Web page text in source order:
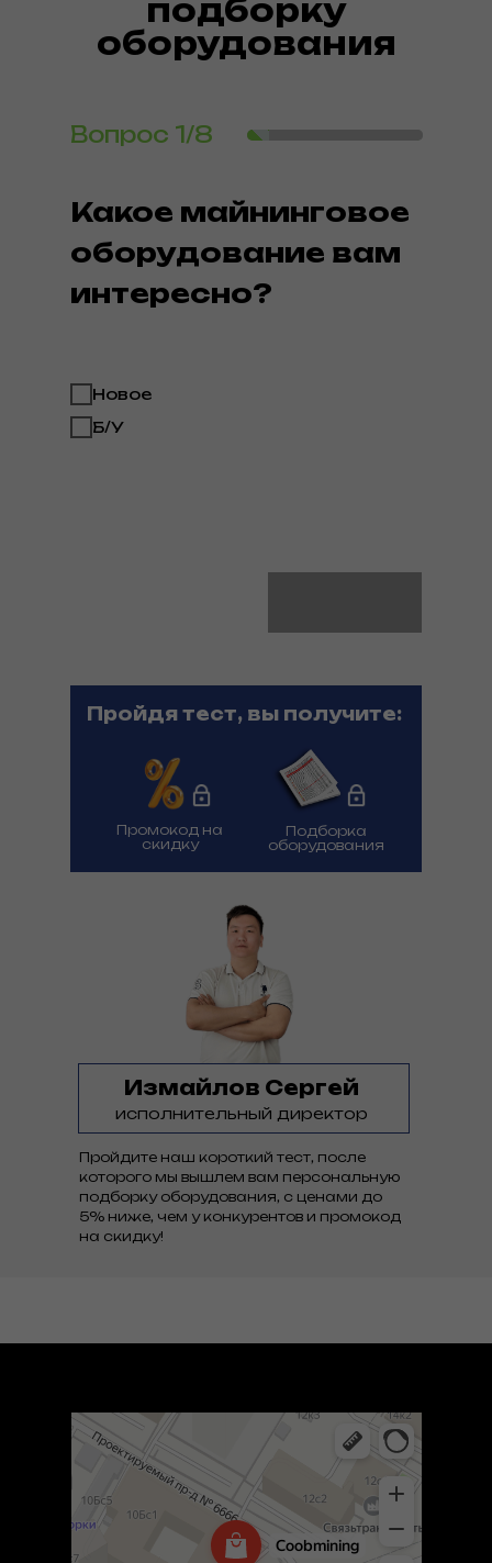
подборку
оборудования
Новое
Б/У
Какое майнинговое
оборудование вам
интересно?
Вопрос 1/8
Измайлов Сергей
Пройдите наш короткий тест, после
которого мы вышлем вам персональную
подборку оборудования, с ценами до
5% ниже, чем у конкурентов и промокод
на скидку!
исполнительный директор
Пройдя тест, вы получите:
Промокод на
скидку
Подборка
оборудования
Компьютеры и комплектующие оптом в Москве
Компьютерные аксессуары в Москве